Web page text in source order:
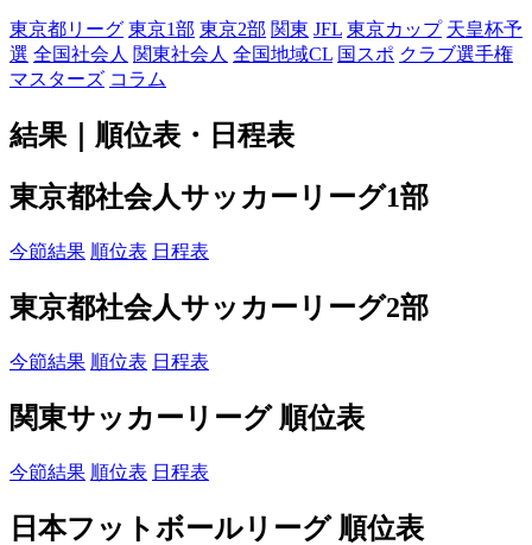
東京都リーグ 東京1部 東京2部 関東 JFL 東京カップ 天皇杯予
選 全国社会人 関東社会人 全国地域CL 国スポ クラブ選手権
マスターズ コラム
結果｜順位表・日程表
東京都社会人サッカーリーグ1部
今節結果 順位表 日程表
東京都社会人サッカーリーグ2部
今節結果 順位表 日程表
関東サッカーリーグ 順位表
今節結果 順位表 日程表
日本フットボールリーグ 順位表